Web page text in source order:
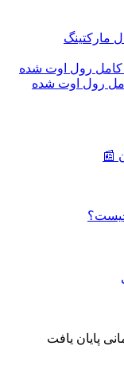
رول اوت شده
📰
چیست؟
پایان یافت